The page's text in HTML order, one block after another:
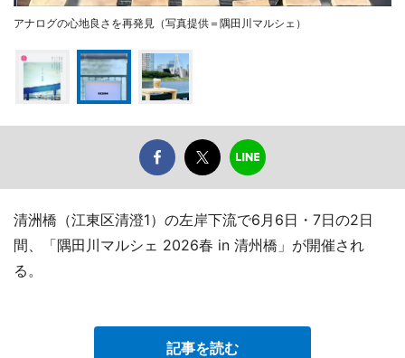
アナログの心地良さを再発見（写真提供＝隅田川マルシェ）
清洲橋（江東区清澄1）の左岸下流で6月6日・7日の2日
間、「隅田川マルシェ 2026春 in 清州橋」が開催され
る。
記事を読む